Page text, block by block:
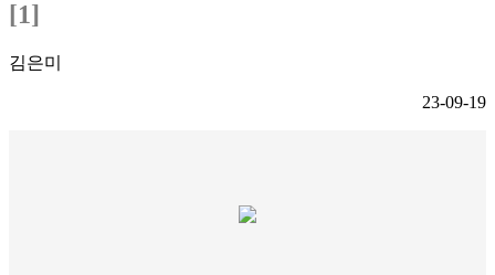
[1]
김은미
23-09-19